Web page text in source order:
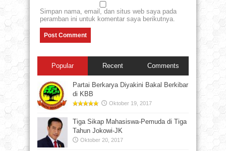
Simpan nama, email, dan situs web saya pada
peramban ini untuk komentar saya berikutnya.
Popular Recent Comments
Partai Berkarya Diyakini Bakal Berkibar
di KBB
Oktober 19, 2017
Tiga Sikap Mahasiswa-Pemuda di Tiga
Tahun Jokowi-JK
Oktober 20, 2017